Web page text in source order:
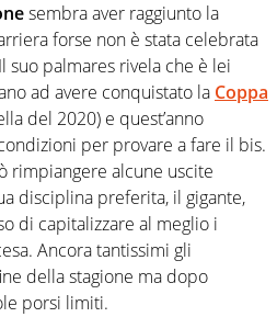
sembra aver raggiunto la
forse non è stata celebrata
palmares rivela che è lei
ad avere conquistato la Coppa
del 2020) e quest’anno
per provare a fare il bis.
rimpiangere alcune uscite
disciplina preferita, il gigante,
di capitalizzare al meglio i
Ancora tantissimi gli
della stagione ma dopo
porsi limiti.